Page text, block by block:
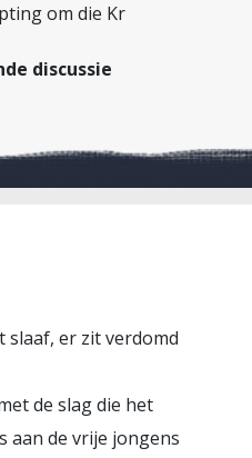
om die Kr
discussie
er zit verdomd
de slag die het
aan de vrije jongens